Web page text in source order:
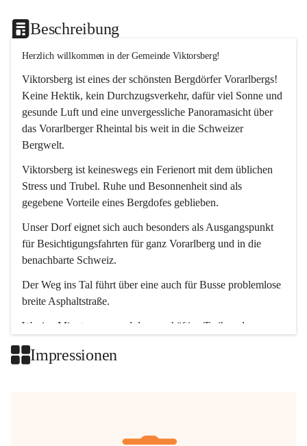
Beschreibung
Herzlich willkommen in der Gemeinde Viktorsberg!
Viktorsberg ist eines der schönsten Bergdörfer Vorarlbergs!
Keine Hektik, kein Durchzugsverkehr, dafür viel Sonne und
gesunde Luft und eine unvergessliche Panoramasicht über
das Vorarlberger Rheintal bis weit in die Schweizer
Bergwelt.
Viktorsberg ist keineswegs ein Ferienort mit dem üblichen
Stress und Trubel. Ruhe und Besonnenheit sind als
gegebene Vorteile eines Bergdofes geblieben.
Unser Dorf eignet sich auch besonders als Ausgangspunkt
für Besichtigungsfahrten für ganz Vorarlberg und in die
benachbarte Schweiz.
Der Weg ins Tal führt über eine auch für Busse problemlose
breite Asphaltstraße.
Wenige Minuten nur, und das geschäftige Treiben der
Impressionen